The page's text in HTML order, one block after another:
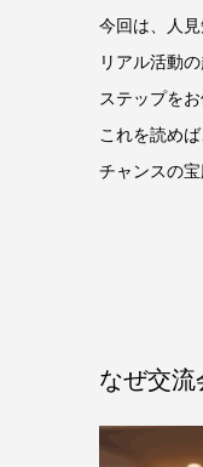
今回は、人
リアル活動
ステップをお
これを読め
チャンスの宝
なぜ交流